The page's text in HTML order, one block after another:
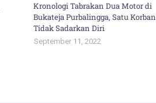
Kronologi Tabrakan Dua Motor di
Bukateja Purbalingga, Satu Korban
Tidak Sadarkan Diri
September 11, 2022